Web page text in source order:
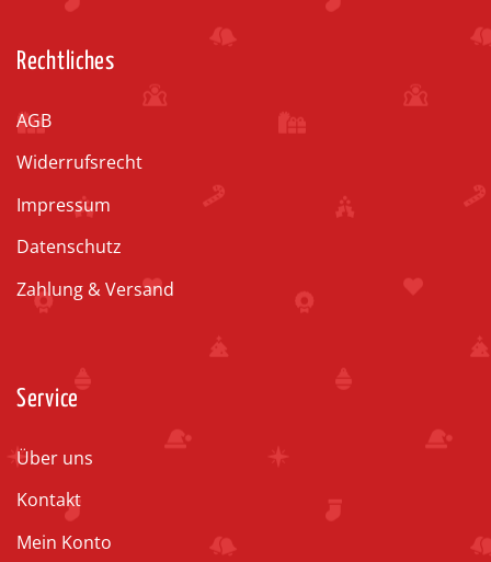
Rechtliches
AGB
Widerrufsrecht
Impressum
Datenschutz
Zahlung & Versand
Service
Über uns
Kontakt
Mein Konto